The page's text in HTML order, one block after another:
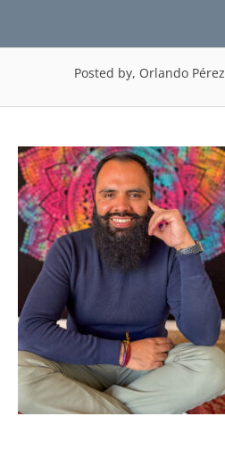
Posted by, Orlando Pérez